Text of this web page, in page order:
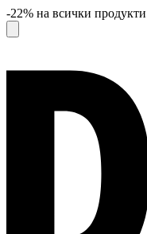
-22% на всички